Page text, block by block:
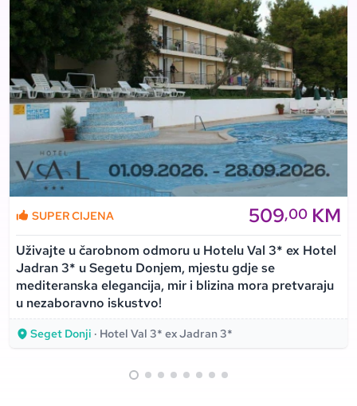
SUPER CIJENA 509,00 KM
Uživajte u čarobnom odmoru u Hotelu Val 3* ex Hotel
Jadran 3* u Segetu Donjem, mjestu gdje se
mediteranska elegancija, mir i blizina mora pretvaraju
u nezaboravno iskustvo!
Seget Donji · Hotel Val 3* ex Jadran 3*